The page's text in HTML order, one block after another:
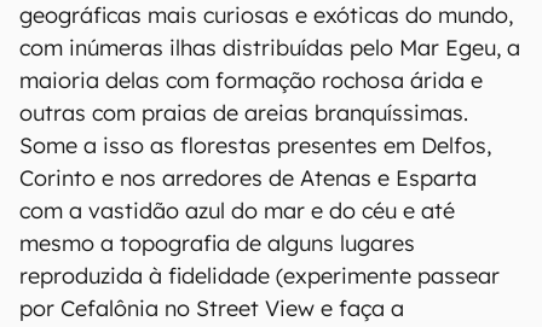
geográficas mais curiosas e exóticas do mundo,
com inúmeras ilhas distribuídas pelo Mar Egeu, a
maioria delas com formação rochosa árida e
outras com praias de areias branquíssimas.
Some a isso as florestas presentes em Delfos,
Corinto e nos arredores de Atenas e Esparta
com a vastidão azul do mar e do céu e até
mesmo a topografia de alguns lugares
reproduzida à fidelidade (experimente passear
por Cefalônia no Street View e faça a